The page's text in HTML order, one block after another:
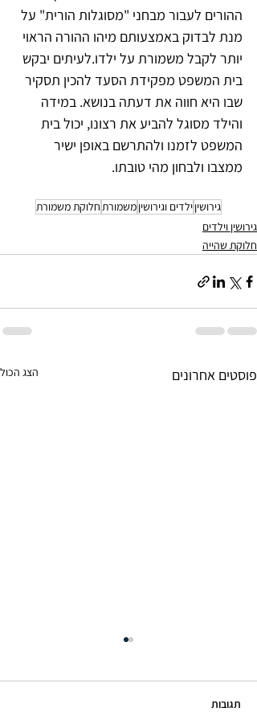
ההורים לעבור מבחני "מסוגלות הורית" על
מנת לבדוק באמצעותם מיהו ההורה הראוי
יותר לקבל משמורת על ילדו.לעיתים יבקש
בית המשפט מפקידת הסעד להכין תסקיר
שבו היא חווה את דעתה בנושא. במידה
והילד מסוגל להביע את רצונו, יכול בית
המשפט לזמנו ולהתרשם באופן ישיר
ממצבו ולבחון מהי טובתו.
גירושיןילדים וגירושיןמשמורתחלוקת משמורת
גירושין וילדים
חלוקת שהייה
פוסטים אחרונים הצג הכול
גירושין וילדים
תגובות